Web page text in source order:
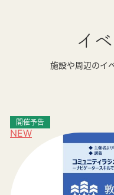
イ
施設や周辺のイ
NEW
開催予告